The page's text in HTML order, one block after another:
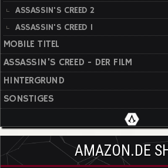
ASSASSIN'S CREED 2
ASSASSIN'S CREED 1
MOBILE TITEL
ASSASSIN'S CREED - DER FILM
HINTERGRUND
SONSTIGES
AMAZON.DE